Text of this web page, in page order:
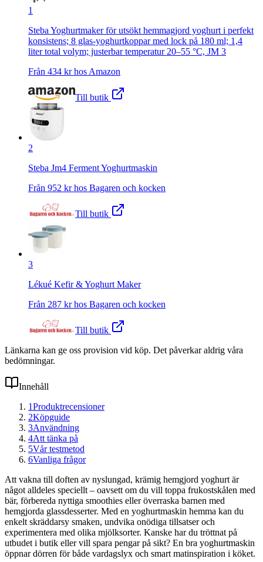
1
Steba Yoghurtmaker för utsökt hemmagjord yoghurt i perfekt
konsistens; 8 glas-yoghurtkoppar med lock på 180 ml; 1,4
liter total volym; justerbar temperatur 20–55 °C, JM 3
Från 434 kr hos Amazon
Till butik
2
Steba Jm4 Ferment Yoghurtmaskin
Från 952 kr hos Bagaren och kocken
Till butik
3
Lékué Kefir & Yoghurt Maker
Från 287 kr hos Bagaren och kocken
Till butik
Länkarna kan ge oss provision vid köp. Det påverkar aldrig våra
bedömningar.
Innehåll
1Produktrecensioner
2Köpguide
3Användning
4Att tänka på
5Vår testmetod
6Vanliga frågor
Att vakna till doften av nyslungad, krämig hemgjord yoghurt är
något alldeles speciellt – oavsett om du vill toppa frukostskålen med
bär, förbereda nyttiga smoothies eller överraska barnen med
hemgjorda glassdesserter. Med en yoghurtmaskin hemma kan du
enkelt skräddarsy smaken, undvika onödiga tillsatser och
experimentera med olika mjölksorter. Kanske har du tröttnat på
utbudet i butik eller vill spara pengar på sikt? En bra yoghurtmaskin
öppnar dörren för både vardagslyx och smart matinspiration i köket.